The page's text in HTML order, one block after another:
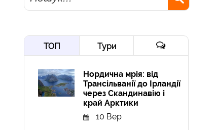
ТОП Тури
Нордична мрія: від
Трансільванії до Ірландії
через Скандинавію і
край Арктики
10 Вер